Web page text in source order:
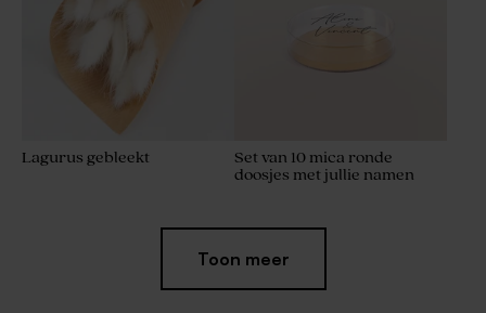
Lagurus gebleekt
Set van 10 mica ronde
doosjes met jullie namen
Toon meer